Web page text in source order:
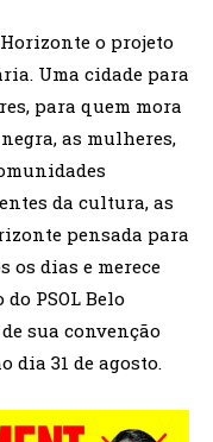
o projeto
Uma cidade para
para quem mora
as mulheres,
da cultura, as
pensada para
os dias e merece
PSOL Belo
sua convenção
dia 31 de agosto.